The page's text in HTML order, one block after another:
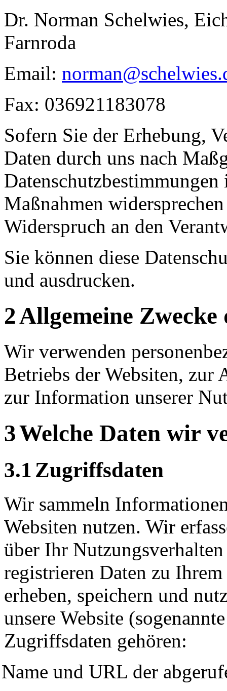
Dr. Norman Schelwies,
Farnroda
Email:
Fax: 036921183078
Sofern Sie der Erhebung,
Daten durch uns nach
Maßnahmen
Widerspruch an den
Sie können diese
und ausdrucken.
2Allgemeine
Wir verwenden
Betriebs der Websiten, zur
zur Information unserer
3Welche Daten wir
3.1 Zugriffsdaten
Wir sammeln
Websiten nutzen. Wir
über Ihr
registrieren Daten zu
erheben, speichern und
unsere Website
Zugriffsdaten gehören:
Name und URL der